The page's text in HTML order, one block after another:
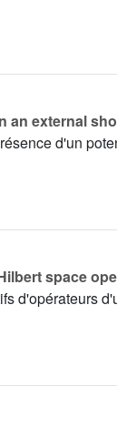
an external
d'un
space
d'opérateurs